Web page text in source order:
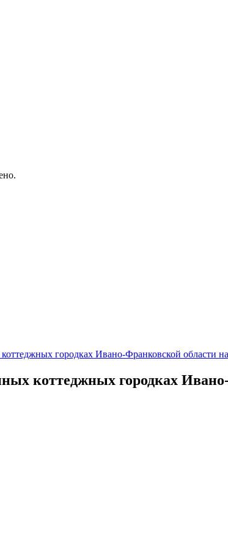
городках Ивано-Франковской области
коттеджных городках